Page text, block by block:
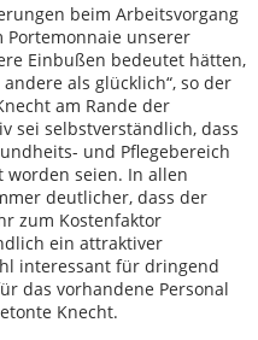
beim Arbeitsvorgang
unserer
Einbußen bedeutet hätten,
als glücklich“, so der
am Rande der
sei selbstverständlich, dass
und Pflegebereich
worden seien. In allen
deutlicher, dass der
zum Kostenfaktor
ein attraktiver
interessant für dringend
das vorhandene Personal
Knecht.